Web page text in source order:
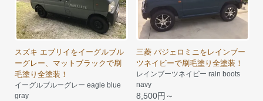
スズキ エブリイをイーグルブル
ーグレー、マットブラックで刷
毛塗り全塗装！
イーグルブルーグレー eagle blue
gray
三菱 パジェロミニをレインブー
ツネイビーで刷毛塗り全塗装！
レインブーツネイビー rain boots
navy
8,500円～